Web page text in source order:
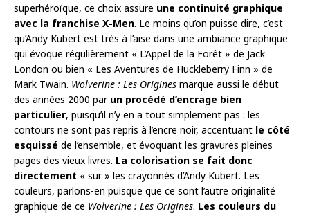
superhéroïque, ce choix assure une continuité graphique
avec la franchise X-Men. Le moins qu’on puisse dire, c’est
qu’Andy Kubert est très à l’aise dans une ambiance graphique
qui évoque régulièrement « L’Appel de la Forêt » de Jack
London ou bien « Les Aventures de Huckleberry Finn » de
Mark Twain. Wolverine : Les Origines marque aussi le début
des années 2000 par un procédé d’encrage bien
particulier, puisqu’il n’y en a tout simplement pas : les
contours ne sont pas repris à l’encre noir, accentuant le côté
esquissé de l’ensemble, et évoquant les gravures pleines
pages des vieux livres. La colorisation se fait donc
directement « sur » les crayonnés d’Andy Kubert. Les
couleurs, parlons-en puisque que ce sont l’autre originalité
graphique de ce Wolverine : Les Origines. Les couleurs du